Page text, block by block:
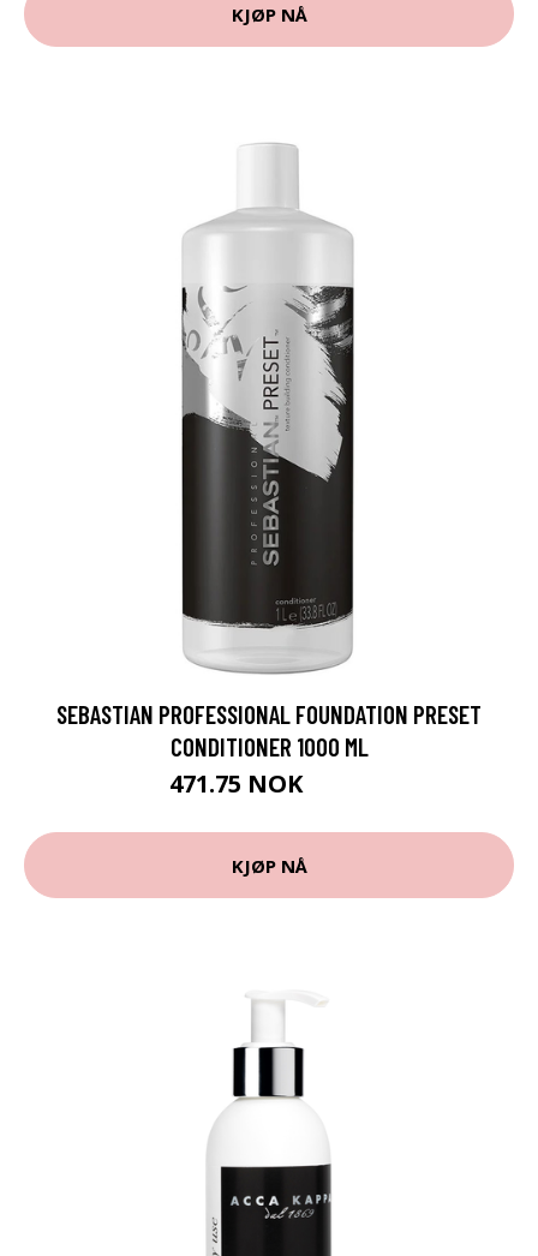
KJØP NÅ
SEBASTIAN PROFESSIONAL FOUNDATION PRESET
CONDITIONER 1000 ML
471.75 NOK
KJØP NÅ